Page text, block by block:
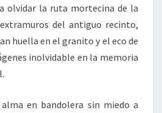
olvidar la ruta mortecina de la
del antiguo recinto,
huella en el granito y el eco de
inolvidable en la memoria
en bandolera sin miedo a